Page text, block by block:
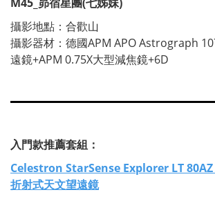
攝影地點：合歡山
攝影器材：德國APM APO Astrograph
遠鏡+APM 0.75X大型減焦鏡+6D
入門款推薦套組：
Celestron StarSense Explorer LT 80AZ
折射式天文望遠鏡